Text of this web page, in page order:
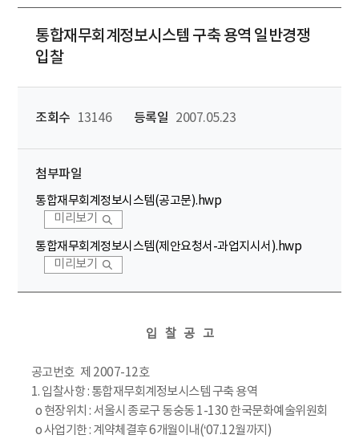
통합재무회계정보시스템 구축 용역 일반경쟁
입찰
조회수 13146 등록일 2007.05.23
첨부파일
통합재무회계정보시스템(공고문).hwp
미리보기
통합재무회계정보시스템(제안요청서-과업지시서).hwp
미리보기
입 찰 공 고
공고번호 제 2007-12호
1. 입찰사항 : 통합재무회계정보시스템 구축 용역
o 현장위치 : 서울시 종로구 동숭동 1-130 한국문화예술위원회
o 사업기한 : 계약체결후 6개월이내(‘07.12월까지)